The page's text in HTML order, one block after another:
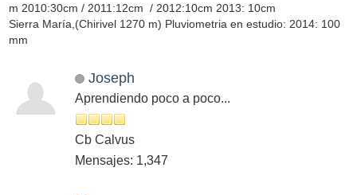
m 2010:30cm / 2011:12cm / 2012:10cm 2013: 10cm
Sierra María,(Chirivel 1270 m) Pluviometria en estudio: 2014: 100
mm
Joseph
Aprendiendo poco a poco...
Cb Calvus
Mensajes: 1,347